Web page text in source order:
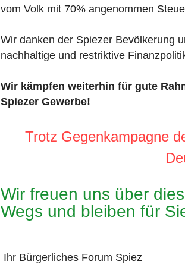
vom Volk mit 70% angenommen
Wir danken der Spiezer Bevölkerung
nachhaltige und restriktive
Wir kämpfen weiterhin für gute
Spiezer Gewerbe!
Trotz Gegenkampagne
​Wir freuen uns über
Wegs und bleiben für
Ihr Bürgerliches Forum Spiez